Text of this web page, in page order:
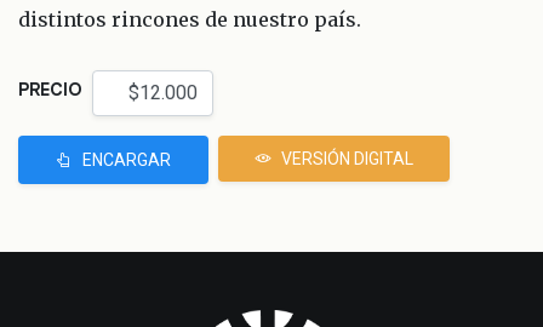
distintos rincones de nuestro país.
PRECIO
ENCARGAR VERSIÓN DIGITAL